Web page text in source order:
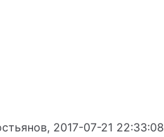
2017-07-21 22:33:08